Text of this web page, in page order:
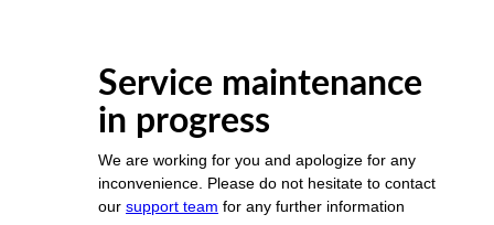
Service maintenance
in progress
We are working for you and apologize for any
inconvenience. Please do not hesitate to contact
our support team for any further information